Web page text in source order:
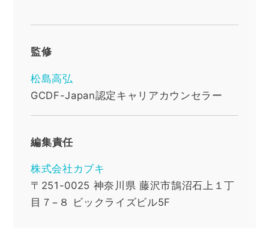
監修
松島高弘
GCDF-Japan認定キャリアカウンセラー
編集責任
株式会社カブキ
〒251-0025 神奈川県 藤沢市鵠沼石上１丁
目７−８ ビックライズビル5F